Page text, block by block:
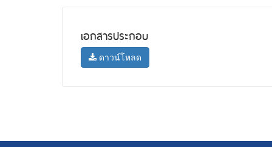
เอกสารประกอบ
ดาวน์โหลด